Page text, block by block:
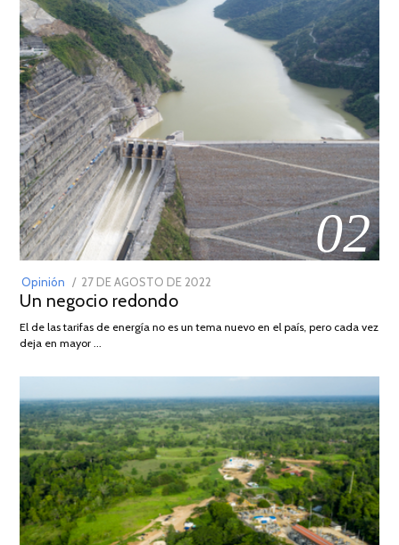
02
Opinión
POSTED
ON
27 DE AGOSTO DE 2022
DE
Un negocio redondo
El de las tarifas de energía no es un tema nuevo en el país, pero cada vez
deja en mayor …